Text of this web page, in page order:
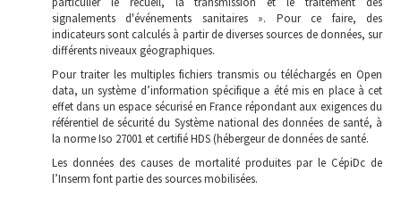
signalements d'événements sanitaires ». Pour ce faire, des
indicateurs sont calculés à partir de diverses sources de données, sur
différents niveaux géographiques.
Pour traiter les multiples fichiers transmis ou téléchargés en Open
data, un système d’information spécifique a été mis en place à cet
effet dans un espace sécurisé en France répondant aux exigences du
référentiel de sécurité du Système national des données de santé, à
la norme Iso 27001 et certifié HDS (hébergeur de données de santé.
Les données des causes de mortalité produites par le CépiDc de
l’Inserm font partie des sources mobilisées.